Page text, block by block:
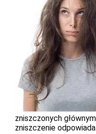
zniszczonych
zniszczenie